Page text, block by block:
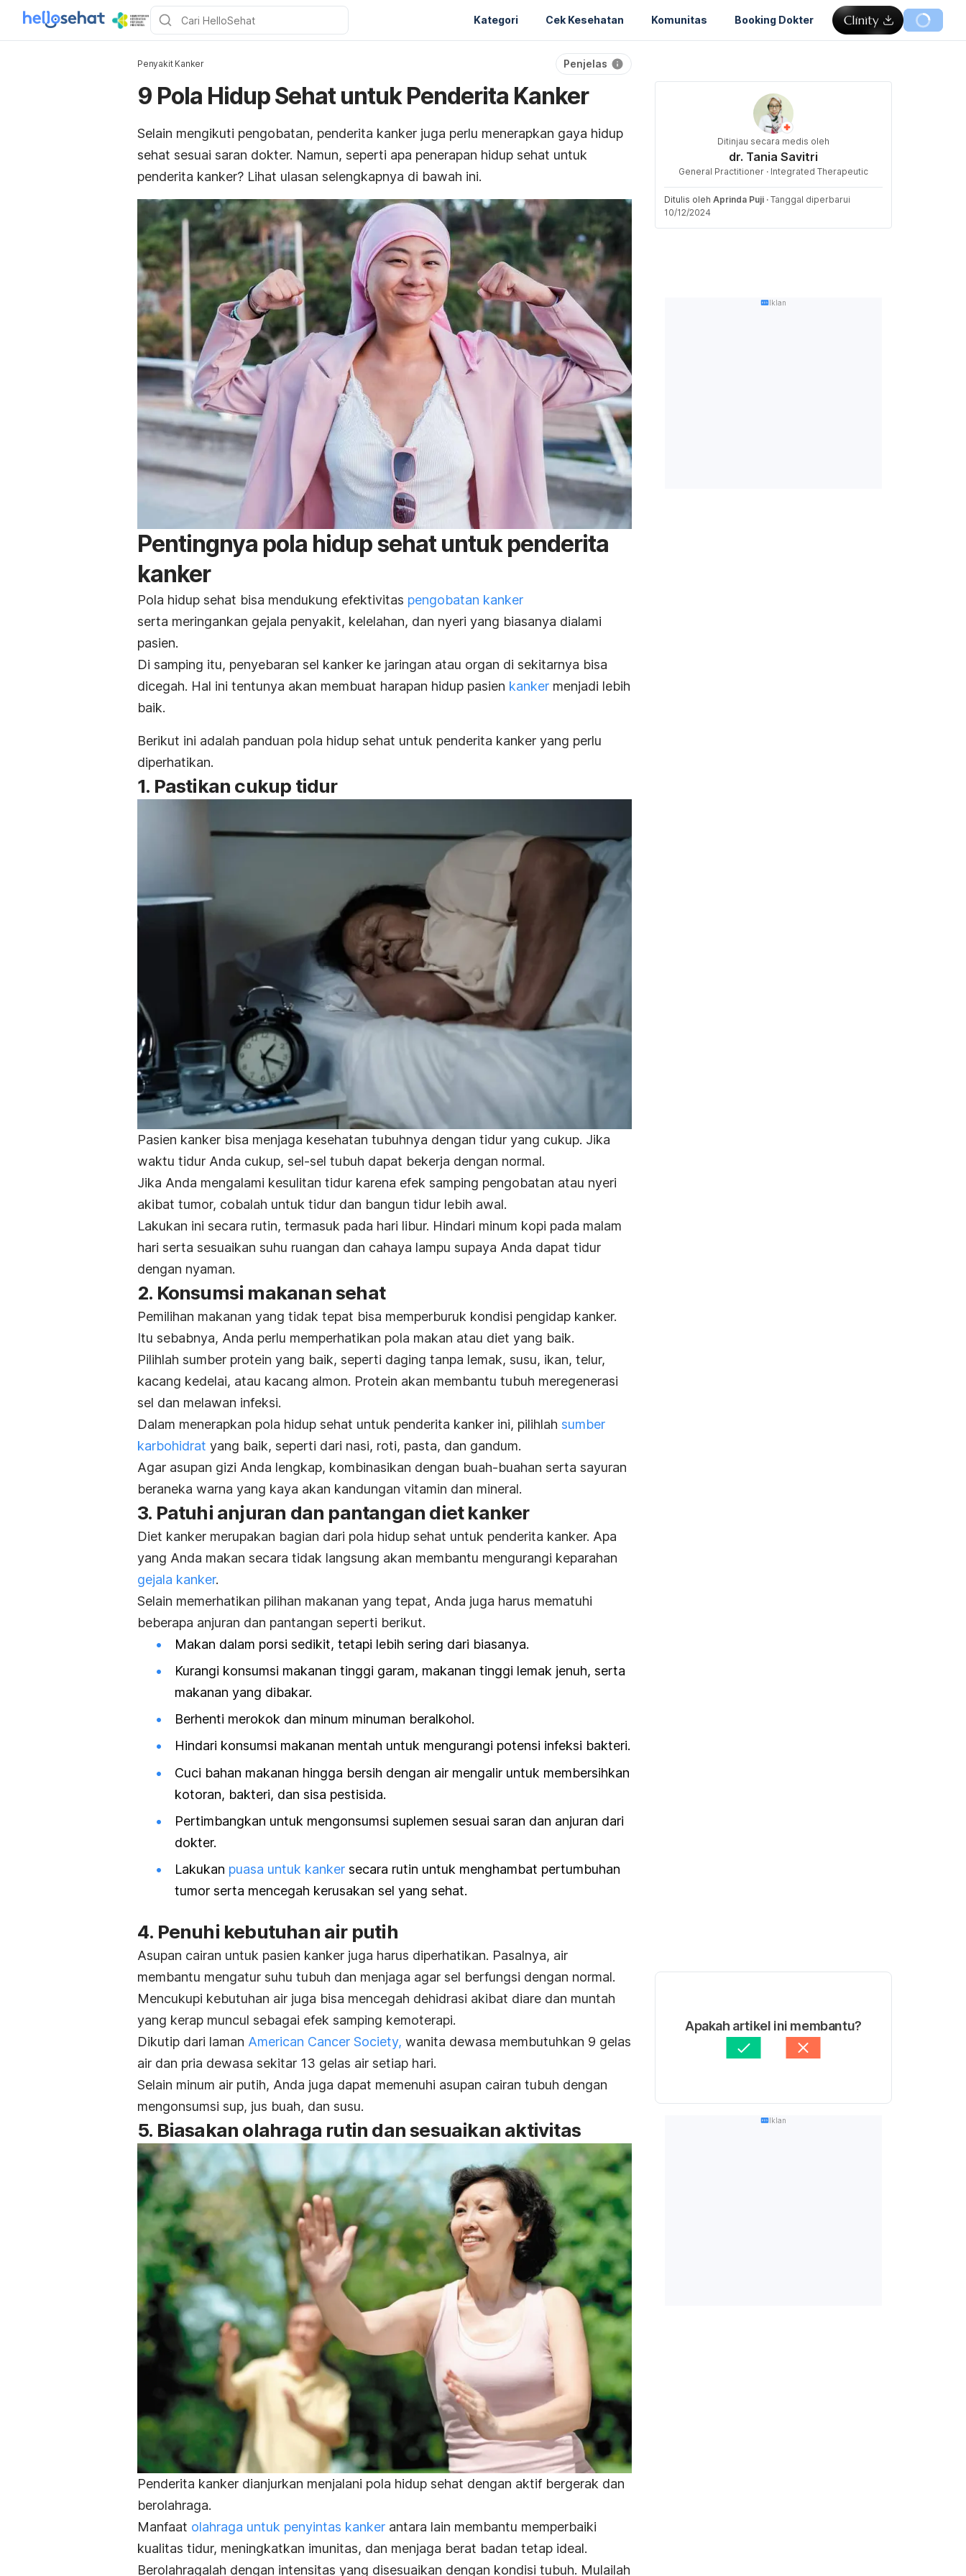
Kategori Cek Kesehatan Komunitas Booking Dokter
Penyakit Kanker Penjelas
9 Pola Hidup Sehat untuk Penderita Kanker
Selain mengikuti pengobatan, penderita kanker juga perlu menerapkan gaya hidup
sehat sesuai saran dokter. Namun, seperti apa penerapan hidup sehat untuk
penderita kanker? Lihat ulasan selengkapnya di bawah ini.
Pentingnya pola hidup sehat untuk penderita
kanker
Pola hidup sehat bisa mendukung efektivitas pengobatan kanker
serta meringankan gejala penyakit, kelelahan, dan nyeri yang biasanya dialami
pasien.
Di samping itu, penyebaran sel kanker ke jaringan atau organ di sekitarnya bisa
dicegah. Hal ini tentunya akan membuat harapan hidup pasien kanker menjadi lebih
baik.
Berikut ini adalah panduan pola hidup sehat untuk penderita kanker yang perlu
diperhatikan.
1. Pastikan cukup tidur
Pasien kanker bisa menjaga kesehatan tubuhnya dengan tidur yang cukup. Jika
waktu tidur Anda cukup, sel-sel tubuh dapat bekerja dengan normal.
Jika Anda mengalami kesulitan tidur karena efek samping pengobatan atau nyeri
akibat tumor, cobalah untuk tidur dan bangun tidur lebih awal.
Lakukan ini secara rutin, termasuk pada hari libur. Hindari minum kopi pada malam
hari serta sesuaikan suhu ruangan dan cahaya lampu supaya Anda dapat tidur
dengan nyaman.
2. Konsumsi makanan sehat
Pemilihan makanan yang tidak tepat bisa memperburuk kondisi pengidap kanker.
Itu sebabnya, Anda perlu memperhatikan pola makan atau diet yang baik.
Pilihlah sumber protein yang baik, seperti daging tanpa lemak, susu, ikan, telur,
kacang kedelai, atau kacang almon. Protein akan membantu tubuh meregenerasi
sel dan melawan infeksi.
Dalam menerapkan pola hidup sehat untuk penderita kanker ini, pilihlah sumber
karbohidrat yang baik, seperti dari nasi, roti, pasta, dan gandum.
Agar asupan gizi Anda lengkap, kombinasikan dengan buah-buahan serta sayuran
beraneka warna yang kaya akan kandungan vitamin dan mineral.
3. Patuhi anjuran dan pantangan diet kanker
Diet kanker merupakan bagian dari pola hidup sehat untuk penderita kanker. Apa
yang Anda makan secara tidak langsung akan membantu mengurangi keparahan
gejala kanker.
Selain memerhatikan pilihan makanan yang tepat, Anda juga harus mematuhi
beberapa anjuran dan pantangan seperti berikut.
Makan dalam porsi sedikit, tetapi lebih sering dari biasanya.
Kurangi konsumsi makanan tinggi garam, makanan tinggi lemak jenuh, serta
makanan yang dibakar.
Berhenti merokok dan minum minuman beralkohol.
Hindari konsumsi makanan mentah untuk mengurangi potensi infeksi bakteri.
Cuci bahan makanan hingga bersih dengan air mengalir untuk membersihkan
kotoran, bakteri, dan sisa pestisida.
Pertimbangkan untuk mengonsumsi suplemen sesuai saran dan anjuran dari
dokter.
Lakukan puasa untuk kanker secara rutin untuk menghambat pertumbuhan
tumor serta mencegah kerusakan sel yang sehat.
4. Penuhi kebutuhan air putih
Asupan cairan untuk pasien kanker juga harus diperhatikan. Pasalnya, air
membantu mengatur suhu tubuh dan menjaga agar sel berfungsi dengan normal.
Mencukupi kebutuhan air juga bisa mencegah dehidrasi akibat diare dan muntah
yang kerap muncul sebagai efek samping kemoterapi.
Dikutip dari laman American Cancer Society, wanita dewasa membutuhkan 9 gelas
air dan pria dewasa sekitar 13 gelas air setiap hari.
Selain minum air putih, Anda juga dapat memenuhi asupan cairan tubuh dengan
mengonsumsi sup, jus buah, dan susu.
5. Biasakan olahraga rutin dan sesuaikan aktivitas
Penderita kanker dianjurkan menjalani pola hidup sehat dengan aktif bergerak dan
berolahraga.
Manfaat olahraga untuk penyintas kanker antara lain membantu memperbaiki
kualitas tidur, meningkatkan imunitas, dan menjaga berat badan tetap ideal.
Berolahragalah dengan intensitas yang disesuaikan dengan kondisi tubuh. Mulailah
Ditinjau secara medis oleh
dr. Tania Savitri
General Practitioner · Integrated Therapeutic
Ditulis oleh Aprinda Puji · Tanggal diperbarui
10/12/2024
Iklan
Apakah artikel ini membantu?
Iklan